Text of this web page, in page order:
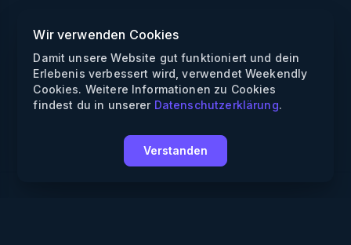
Wir verwenden Cookies
Damit unsere Website gut funktioniert und dein
Erlebenis verbessert wird, verwendet Weekendly
Cookies. Weitere Informationen zu Cookies
findest du in unserer Datenschutzerklärung.
Verstanden